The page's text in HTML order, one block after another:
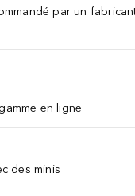
par un
en ligne
des minis